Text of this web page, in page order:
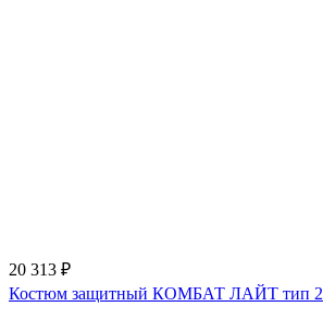
20 313 ₽
Костюм защитный КОМБАТ ЛАЙТ тип 2